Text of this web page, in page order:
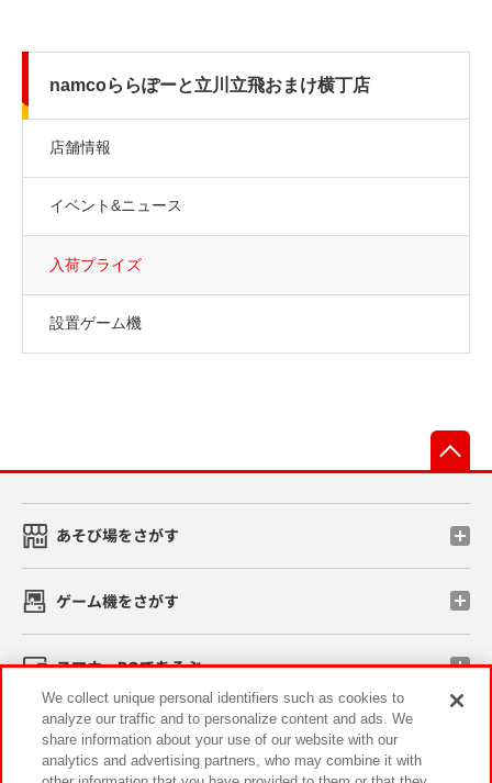
namcoららぽーと立川立飛おまけ横丁店
店舗情報
イベント&ニュース
入荷プライズ
設置ゲーム機
あそび場をさがす
ゲーム機をさがす
スマホ・PCであそぶ
イベント・キャンペーン
We collect unique personal identifiers such as cookies to
analyze our traffic and to personalize content and ads. We
share information about your use of our website with our
analytics and advertising partners, who may combine it with